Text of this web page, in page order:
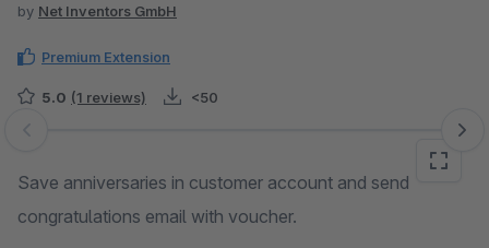
by Net Inventors GmbH
Premium Extension
5.0 (1 reviews) <50
Skip image gallery
Save anniversaries in customer account and send
congratulations email with voucher.